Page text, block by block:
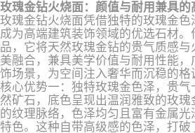
玫瑰金钻火烧面：颜值与耐用兼具的
玫瑰金钻火烧面凭借独特的玫瑰金色
成为高端建筑装饰领域的优选石材
品，它将天然玫瑰金钻的贵气质感
美融合，兼具美学价值与耐用性能
饰场景，为空间注入奢华而沉稳的格
核心优势一：独特玫瑰金色泽，贵
然矿石，底色呈现出温润雅致的玫
的纹理脉络，色泽均匀且富有金属
特色。这种自带高级感的色泽，打